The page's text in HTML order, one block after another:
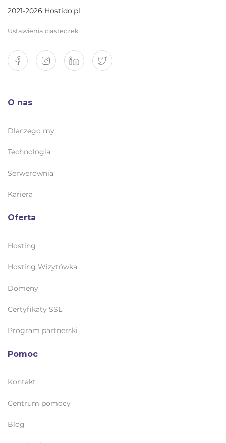
2021-2026 Hostido.pl
Ustawienia ciasteczek
O nas
Dlaczego my
Technologia
Serwerownia
Kariera
Oferta
Hosting
Hosting Wizytówka
Domeny
Certyfikaty SSL
Program partnerski
Pomoc
Kontakt
Centrum pomocy
Blog